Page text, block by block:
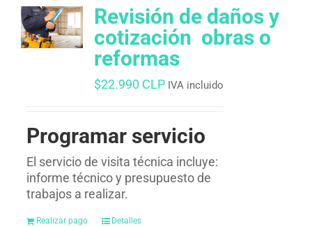
Revisión de daños y
cotización  obras o
reformas
$22.990 CLP IVA incluido
Programar servicio
El servicio de visita técnica incluye:
informe técnico y presupuesto de
trabajos a realizar.
Realizar pago Detalles